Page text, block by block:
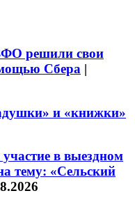
решили свои
Сбера |
и «книжки»
в выездном
тему: «Сельский